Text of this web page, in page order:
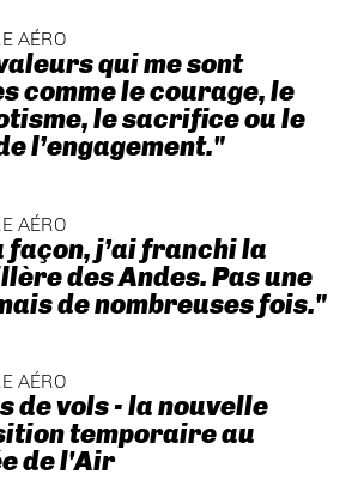
AÉRO
qui me sont
comme le courage, le
le sacrifice ou le
l’engagement."
AÉRO
façon, j’ai franchi la
des Andes. Pas une
de nombreuses fois."
AÉRO
de vols - la nouvelle
temporaire au
de l'Air